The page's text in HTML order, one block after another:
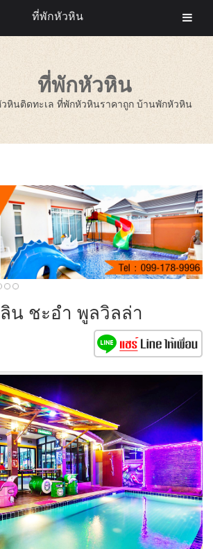
ที่พักหัวหิน
หินติดทะเล ที่พักหัวหินราคาถูก บ้านพักหัวหิน
น ชะอำ พูลวิลล่า
ที่พักหัวหิน